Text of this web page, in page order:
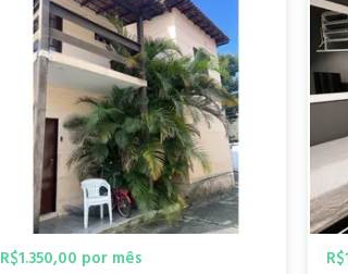
R$1.350,00 por mês